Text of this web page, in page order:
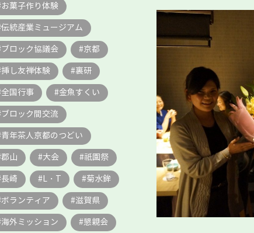
お菓子作り体験
伝統産業ミュージアム
ブロック協議会 京都
挿し友禅体験 裏研
全国行事 金魚すくい
ブロック間交流
青年茶人京都のつどい
郡山 大会 祇園祭
長崎 L・T 菊水鉾
ボランティア 滋賀県
海外ミッション 懇親会